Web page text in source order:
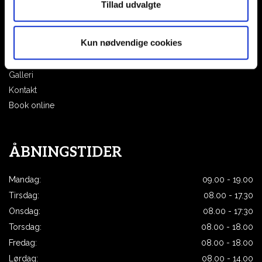
Tillad udvalgte
Kun nødvendige cookies
Personale
Sponsorater
Galleri
Kontakt
Book online
ÅBNINGSTIDER
Mandag:
09.00 - 19.00
Tirsdag:
08.00 - 17.30
Onsdag:
08.00 - 17:30
Torsdag:
08.00 - 18.00
Fredag:
08.00 - 18.00
Lørdag:
08.00 - 14.00